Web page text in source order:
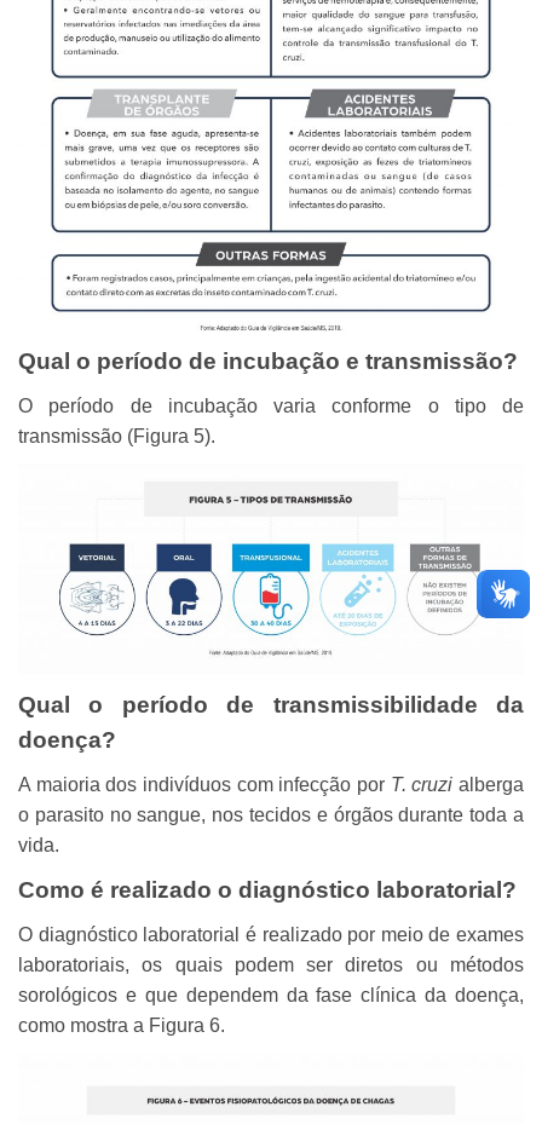
Qual o período de incubação e transmissão?
O período de incubação varia conforme o tipo de
transmissão (Figura 5).
Qual o período de transmissibilidade da
doença?
A maioria dos indivíduos com infecção por T. cruzialberga
o parasito no sangue, nos tecidos e órgãos durante toda a
vida.
Como é realizado o diagnóstico laboratorial?
O diagnóstico laboratorial é realizado por meio de exames
laboratoriais, os quais podem ser diretos ou métodos
sorológicos e que dependem da fase clínica da doença,
como mostra a Figura 6.